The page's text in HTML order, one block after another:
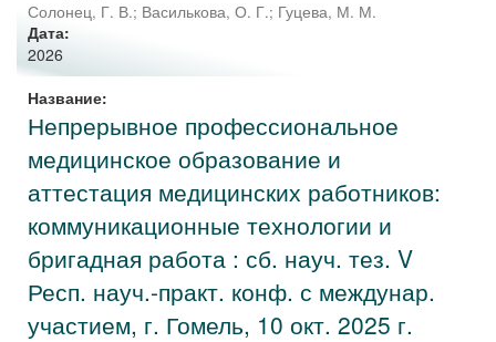
Солонец, Г. В.; Василькова, О. Г.; Гуцева, М. М.
Дата:
2026
Название:
Непрерывное профессиональное
медицинское образование и
аттестация медицинских работников:
коммуникационные технологии и
бригадная работа : сб. науч. тез. V
Респ. науч.-практ. конф. с междунар.
участием, г. Гомель, 10 окт. 2025 г.